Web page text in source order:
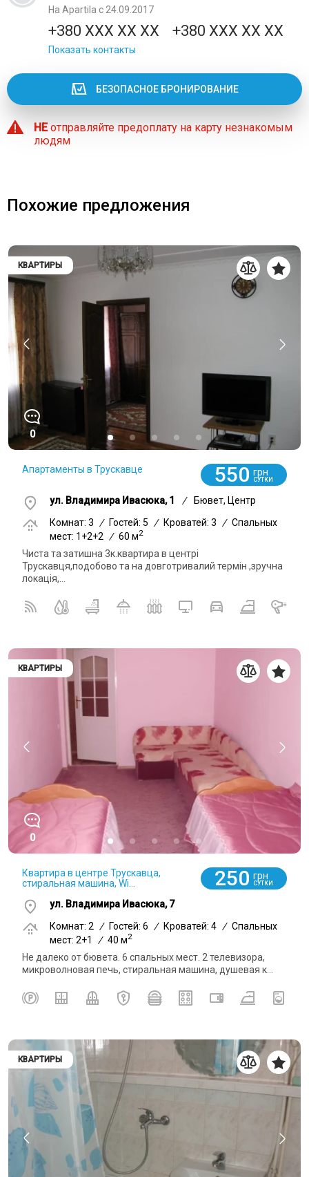
На Apartila с 24.09.2017
+380 XXX XX XX +380 XXX XX XX
Показать контакты
БЕЗОПАСНОЕ БРОНИРОВАНИЕ
НЕотправляйте предоплату на карту незнакомым
людям
Похожие предложения
КВАРТИРЫ
0
Апартаменты в Трускавце 550 грн
СУТКИ
ул. Владимира Ивасюка, 1 /
Бювет, Центр
Комнат: 3 / Гостей: 5 / Кроватей: 3 / Спальных
мест: 1+2+2
/ 60 м2
Чиста та затишна 3к.квартира в центрі
Трускавця,подобово та на довготривалий термін ,зручна
локація,...
КВАРТИРЫ
0
Квартира в центре Трускавца,
стиральная машина, Wi...
250 грн
СУТКИ
ул. Владимира Ивасюка, 7
Комнат: 2
/ Гостей: 6 / Кроватей: 4 / Спальных
мест: 2+1
/ 40 м2
Не далеко от бювета. 6 спальных мест. 2 телевизора,
микроволновая печь, стиральная машина, душевая к...
КВАРТИРЫ